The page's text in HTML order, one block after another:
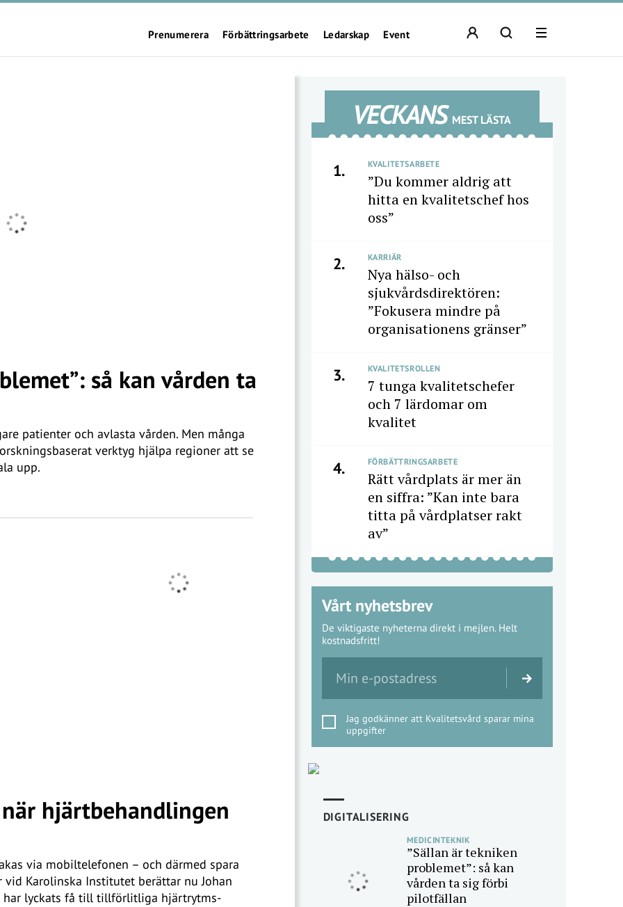
Prenumerera Förbättringsarbete Ledarskap Event
så kan vården ta
patienter och avlasta vården. Men många
verktyg hjälpa regioner att se
upp.
hjärtbehandlingen
via mobiltelefonen – och därmed spara
Karolinska Institutet berättar nu Johan
har lyckats få till tillförlitliga hjärtrytms-
VECKANS MEST LÄSTA
1. KVALITETSARBETE
”Du kommer aldrig att
hitta en kvalitetschef hos
oss”
2. KARRIÄR
Nya hälso- och
sjukvårdsdirektören:
”Fokusera mindre på
organisationens gränser”
3. KVALITETSROLLEN
7 tunga kvalitetschefer
och 7 lärdomar om
kvalitet
4. FÖRBÄTTRINGSARBETE
Rätt vårdplats är mer än
en siffra: ”Kan inte bara
titta på vårdplatser rakt
av”
Vårt nyhetsbrev
De viktigaste nyheterna direkt i mejlen. Helt
kostnadsfritt!
Jag godkänner att Kvalitetsvård sparar mina
uppgifter
DIGITALISERING
MEDICINTEKNIK
”Sällan är tekniken
problemet”: så kan
vården ta sig förbi
pilotfällan